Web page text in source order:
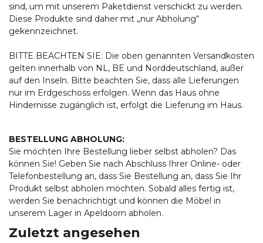
sind, um mit unserem Paketdienst verschickt zu werden.
Diese Produkte sind daher mit „nur Abholung“
gekennzeichnet.
BITTE BEACHTEN SIE: Die oben genannten Versandkosten
gelten innerhalb von NL, BE und Norddeutschland, außer
auf den Inseln. Bitte beachten Sie, dass alle Lieferungen
nur im Erdgeschoss erfolgen. Wenn das Haus ohne
Hindernisse zugänglich ist, erfolgt die Lieferung im Haus.
BESTELLUNG ABHOLUNG:
Sie möchten Ihre Bestellung lieber selbst abholen? Das
können Sie! Geben Sie nach Abschluss Ihrer Online- oder
Telefonbestellung an, dass Sie Bestellung an, dass Sie Ihr
Produkt selbst abholen möchten. Sobald alles fertig ist,
werden Sie benachrichtigt und können die Möbel in
unserem Lager in Apeldoorn abholen.
Zuletzt angesehen